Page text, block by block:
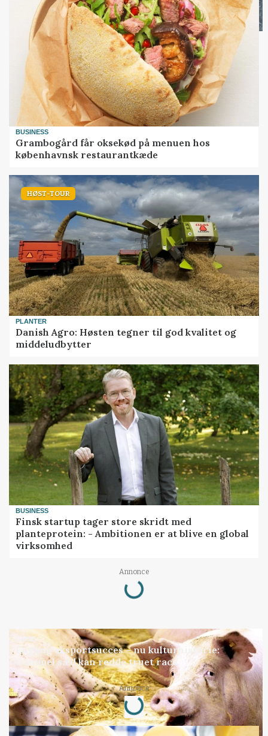
BUSINESS
Grambogård får oksekød på menuen hos
københavnsk restaurantkæde
HØST-TOUR
PLANTER
Danish Agro: Høsten tegner til god kvalitet og
middeludbytter
BUSINESS
Finsk startup tager store skridt med
planteprotein: - Ambitionen er at blive en global
virksomhed
Annonce
Loading...
GRISE
Engang eksportsucces – nu kulturhistorie:
Gammel sæd kan redde truet race
Annonce
Loading...